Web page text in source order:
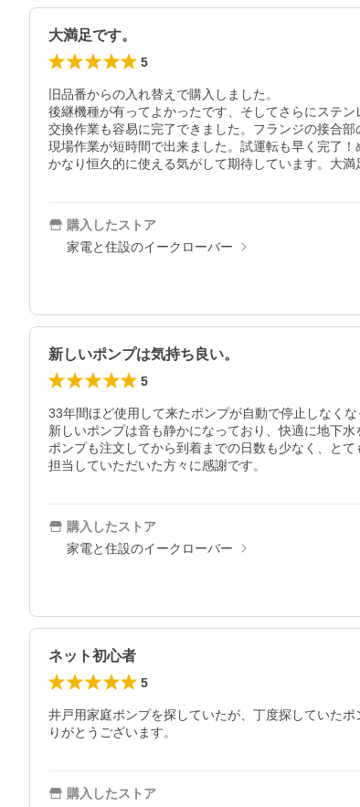
大満足です。
5
旧品番からの入れ替えで購入しました。
後継機種が有ってよかったです、そしてさらにステン
交換作業も容易に完了できました。フランジの接合
現場作業が短時間で出来ました。試運転も早く完了！
かなり恒久的に使える気がして期待しています。大満
購入したストア
家電と住設のイークローバー
新しいポンプは気持ち良い。
5
33年間ほど使用して来たポンプが自動で停止しなくな
新しいポンプは音も静かになっており、快適に地下水
ポンプも注文してから到着までの日数も少なく、とて
担当していただいた方々に感謝です。
購入したストア
家電と住設のイークローバー
ネット初心者
5
井戸用家庭ポンプを探していたが、丁度探していた
りがとうございます。
購入したストア